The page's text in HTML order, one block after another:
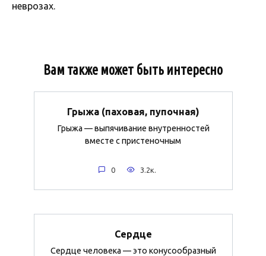
неврозах.
Вам также может быть интересно
Грыжа (паховая, пупочная)
Грыжа — выпячивание внутренностей
вместе с пристеночным
0 3.2к.
Сердце
Сердце человека — это конусообразный